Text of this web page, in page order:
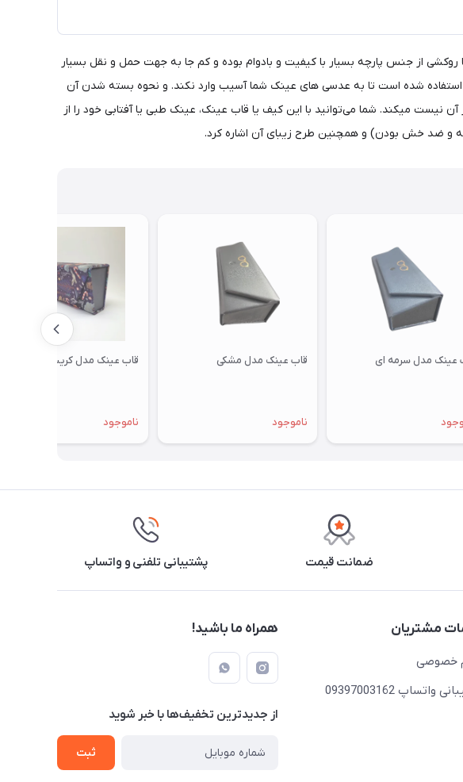
از جنس پارچه بسیار با کیفیت و بادوام بوده و کم جا به جهت حمل و نقل بسیار
شده است تا به عدسی های عینک شما آسیب وارد نکند. و نحوه بسته شدن آن
میکند. شما می‌توانید با این کیف یا قاب عینک، عینک طبی یا آفتابی خود را از
و ضد خش بودن) و همچنین طرح زیبای آن اشاره کرد.
عینک مدل سرمه ای قاب عینک مدل مشکی
ناموجود
قاب عینک مدل کریسمس
ناموجود
ضمانت قیمت پشتیبانی تلفنی و واتساپ
مشتریان
خصوصی
واتساپ 09397003162
همراه ما باشید!
از جدید‌ترین تخفیف‌ها با‌ خبر شوید
ثبت